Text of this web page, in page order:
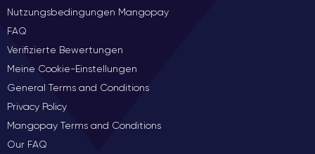
Nutzungsbedingungen Mangopay
FAQ
Verifizierte Bewertungen
Meine Cookie-Einstellungen
General Terms and Conditions
Privacy Policy
Mangopay Terms and Conditions
Our FAQ